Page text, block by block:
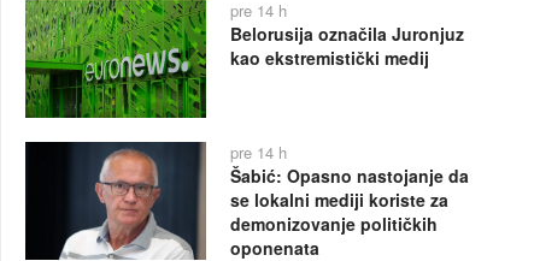
pre 14 h
Belorusija označila Juronjuz
kao ekstremistički medij
pre 14 h
Šabić: Opasno nastojanje da
se lokalni mediji koriste za
demonizovanje političkih
oponenata